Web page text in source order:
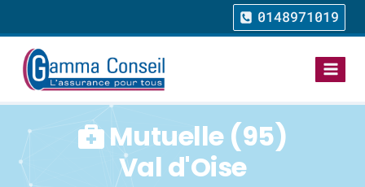
0148971019
Mutuelle (95)
Val d'Oise